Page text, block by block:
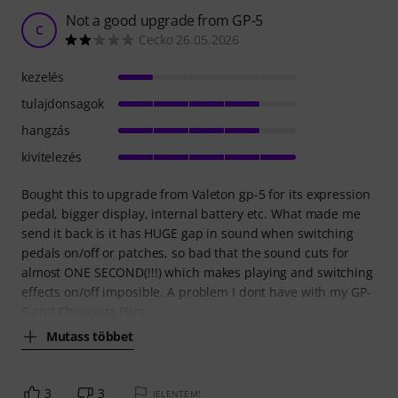
C Not a good upgrade from GP-5
Cecko 26.05.2026
Bought this to upgrade from Valeton gp-5 for its expression
pedal, bigger display, internal battery etc. What made me
send it back is it has HUGE gap in sound when switching
pedals on/off or patches, so bad that the sound cuts for
almost ONE SECOND(!!!) which makes playing and switching
effects on/off imposible. A problem I dont have with my GP-
Mutass többet
kezelés
tulajdonsagok
hangzás
kivitelezés
3 3 JELENTEM!